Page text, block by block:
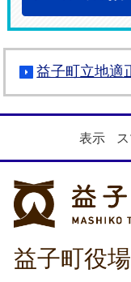
益子町立地適
表示
益子町役場